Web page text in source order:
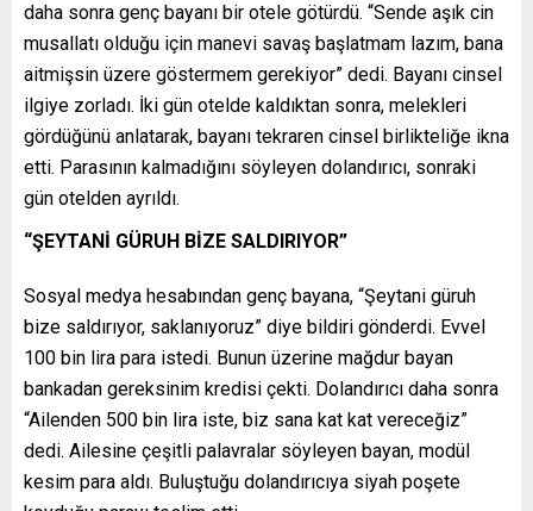
daha sonra genç bayanı bir otele götürdü. “Sende aşık cin
musallatı olduğu için manevi savaş başlatmam lazım, bana
aitmişsin üzere göstermem gerekiyor” dedi. Bayanı cinsel
ilgiye zorladı. İki gün otelde kaldıktan sonra, melekleri
gördüğünü anlatarak, bayanı tekraren cinsel birlikteliğe ikna
etti. Parasının kalmadığını söyleyen dolandırıcı, sonraki
gün otelden ayrıldı.
“ŞEYTANİ GÜRUH BİZE SALDIRIYOR”
Sosyal medya hesabından genç bayana, “Şeytani güruh
bize saldırıyor, saklanıyoruz” diye bildiri gönderdi. Evvel
100 bin lira para istedi. Bunun üzerine mağdur bayan
bankadan gereksinim kredisi çekti. Dolandırıcı daha sonra
“Ailenden 500 bin lira iste, biz sana kat kat vereceğiz”
dedi. Ailesine çeşitli palavralar söyleyen bayan, modül
kesim para aldı. Buluştuğu dolandırıcıya siyah poşete